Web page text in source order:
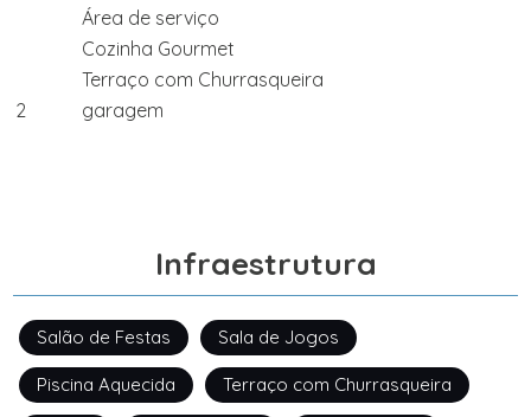
Área de serviço
Cozinha Gourmet
Terraço com Churrasqueira
2
garagem
Infraestrutura
Salão de Festas Sala de Jogos
Piscina Aquecida Terraço com Churrasqueira